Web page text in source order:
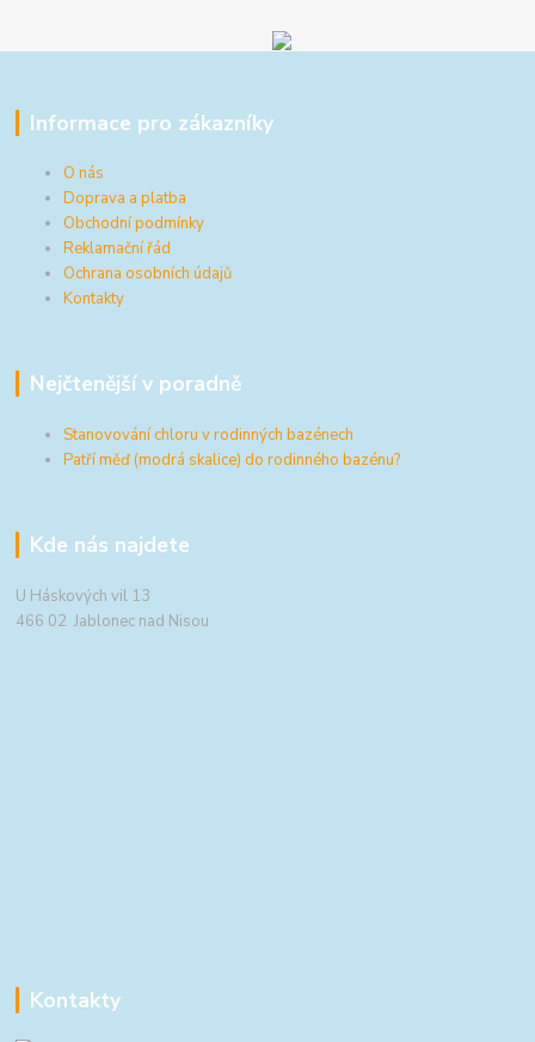
Informace pro zákazníky
O nás
Doprava a platba
Obchodní podmínky
Reklamační řád
Ochrana osobních údajů
Kontakty
Nejčtenější v poradně
Stanovování chloru v rodinných bazénech
Patří měď (modrá skalice) do rodinného bazénu?
Kde nás najdete
U Háskových vil 13
466 02 Jablonec nad Nisou
Kontakty